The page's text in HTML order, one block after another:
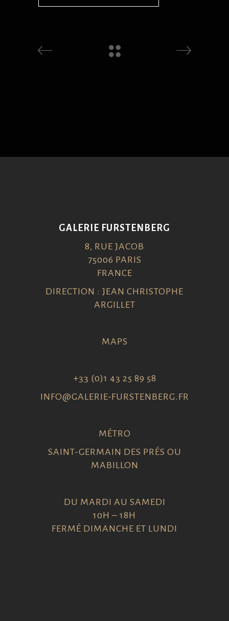
GALERIE FURSTENBERG
8, RUE JACOB
75006 PARIS
FRANCE
DIRECTION : JEAN CHRISTOPHE
ARGILLET
MAPS
+33 (0)1 43 25 89 58
INFO@GALERIE-FURSTENBERG.FR
MÉTRO
SAINT-GERMAIN DES PRÉS OU
MABILLON
DU MARDI AU SAMEDI
10H – 18H
FERMÉ DIMANCHE ET LUNDI